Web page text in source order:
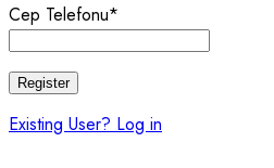
Cep Telefonu*
Register
Existing User? Log in